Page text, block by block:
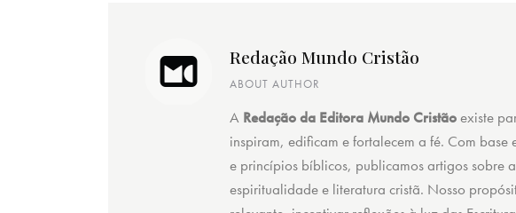
Redação Mundo Cristão
ABOUT AUTHOR
A Redação da Editora Mundo Cristãoexiste
inspiram, edificam e fortalecem a fé. Com base
e princípios bíblicos, publicamos artigos sobre
espiritualidade e literatura cristã. Nosso